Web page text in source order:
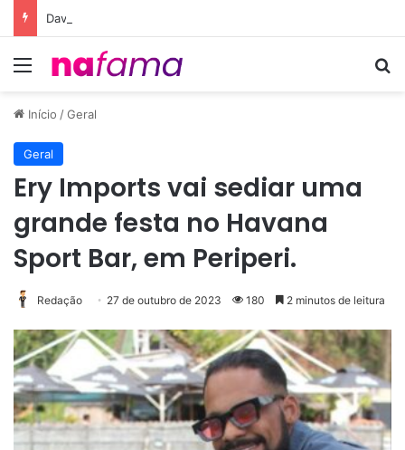
Menu
Início /Geral
Geral
Ery Imports vai sediar uma
grande festa no Havana
Sport Bar, em Periperi.
Redação 27 de outubro de 2023 180 2 minutos de leitura